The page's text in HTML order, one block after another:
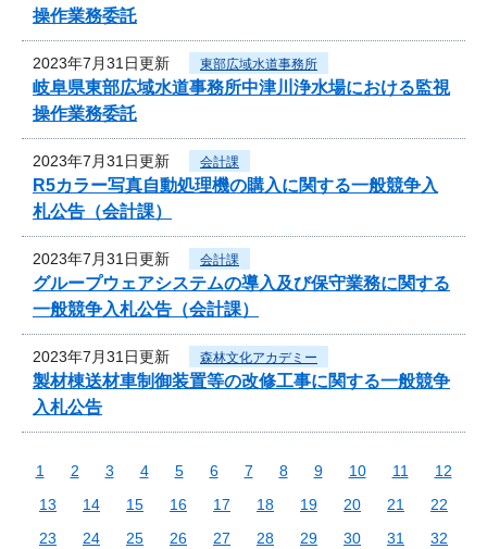
操作業務委託
2023年7月31日更新 東部広域水道事務所
岐阜県東部広域水道事務所中津川浄水場における監視
操作業務委託
2023年7月31日更新 会計課
R5カラー写真自動処理機の購入に関する一般競争入
札公告（会計課）
2023年7月31日更新 会計課
グループウェアシステムの導入及び保守業務に関する
一般競争入札公告（会計課）
2023年7月31日更新 森林文化アカデミー
製材棟送材車制御装置等の改修工事に関する一般競争
入札公告
1 2 3 4 5 6 7 8 9 10 11
12
13
14 15 16 17 18 19 20 21
22
23
24 25 26 27 28 29 30 31
32